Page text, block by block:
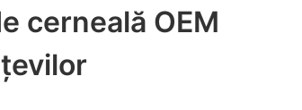
cerneală OEM